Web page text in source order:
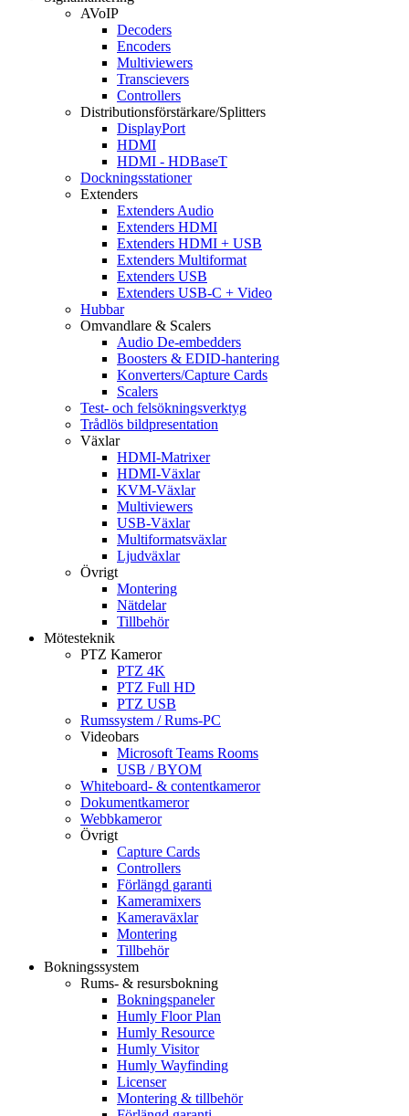
AVoIP
Decoders
Encoders
Multiviewers
Transcievers
Controllers
Distributionsförstärkare/Splitters
DisplayPort
HDMI
HDMI - HDBaseT
Dockningsstationer
Extenders
Extenders Audio
Extenders HDMI
Extenders HDMI + USB
Extenders Multiformat
Extenders USB
Extenders USB-C + Video
Hubbar
Omvandlare & Scalers
Audio De-embedders
Boosters & EDID-hantering
Konverters/Capture Cards
Scalers
Test- och felsökningsverktyg
Trådlös bildpresentation
Växlar
HDMI-Matrixer
HDMI-Växlar
KVM-Växlar
Multiviewers
USB-Växlar
Multiformatsväxlar
Ljudväxlar
Övrigt
Montering
Nätdelar
Tillbehör
Mötesteknik
PTZ Kameror
PTZ 4K
PTZ Full HD
PTZ USB
Rumssystem / Rums-PC
Videobars
Microsoft Teams Rooms
USB / BYOM
Whiteboard- & contentkameror
Dokumentkameror
Webbkameror
Övrigt
Capture Cards
Controllers
Förlängd garanti
Kameramixers
Kameraväxlar
Montering
Tillbehör
Bokningssystem
Rums- & resursbokning
Bokningspaneler
Humly Floor Plan
Humly Resource
Humly Visitor
Humly Wayfinding
Licenser
Montering & tillbehör